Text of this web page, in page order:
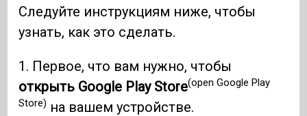
Следуйте инструкциям ниже, чтобы
узнать, как это сделать.
1. Первое, что вам нужно, чтобы
открыть Google Play Store(open Google Play
Store) на вашем устройстве.